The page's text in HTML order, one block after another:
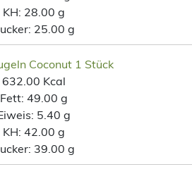
KH: 28.00 g
25.00 g
Coconut 1 Stück
632.00 Kcal
Fett: 49.00 g
5.40 g
KH: 42.00 g
39.00 g